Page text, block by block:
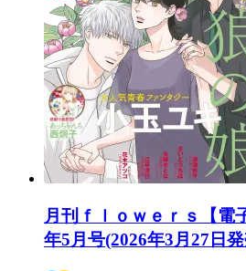
月刊ｆｌｏｗｅｒｓ【電
年5月号(2026年3月27日